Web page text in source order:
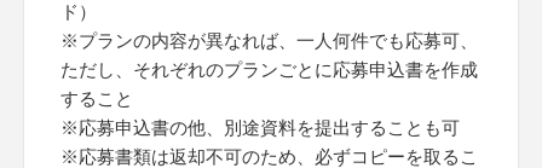
ド）
※プランの内容が異なれば、一人何件でも応募可、
ただし、それぞれのプランごとに応募申込書を作成
すること
※応募申込書の他、別途資料を提出することも可
※応募書類は返却不可のため、必ずコピーを取るこ